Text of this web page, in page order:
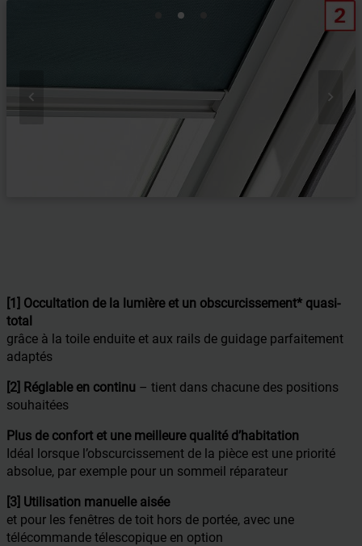
 
[1] Occultation de la lumière et un obscurcissement* quasi-
total
grâce à la toile enduite et aux rails de guidage parfaitement
adaptés
[2] Réglable en continu – tient dans chacune des positions
souhaitées
Plus de confort et une meilleure qualité d’habitation
Idéal lorsque l’obscurcissement de la pièce est une priorité
absolue, par exemple pour un sommeil réparateur
[3] Utilisation manuelle aisée
et pour les fenêtres de toit hors de portée, avec une
télécommande télescopique en option